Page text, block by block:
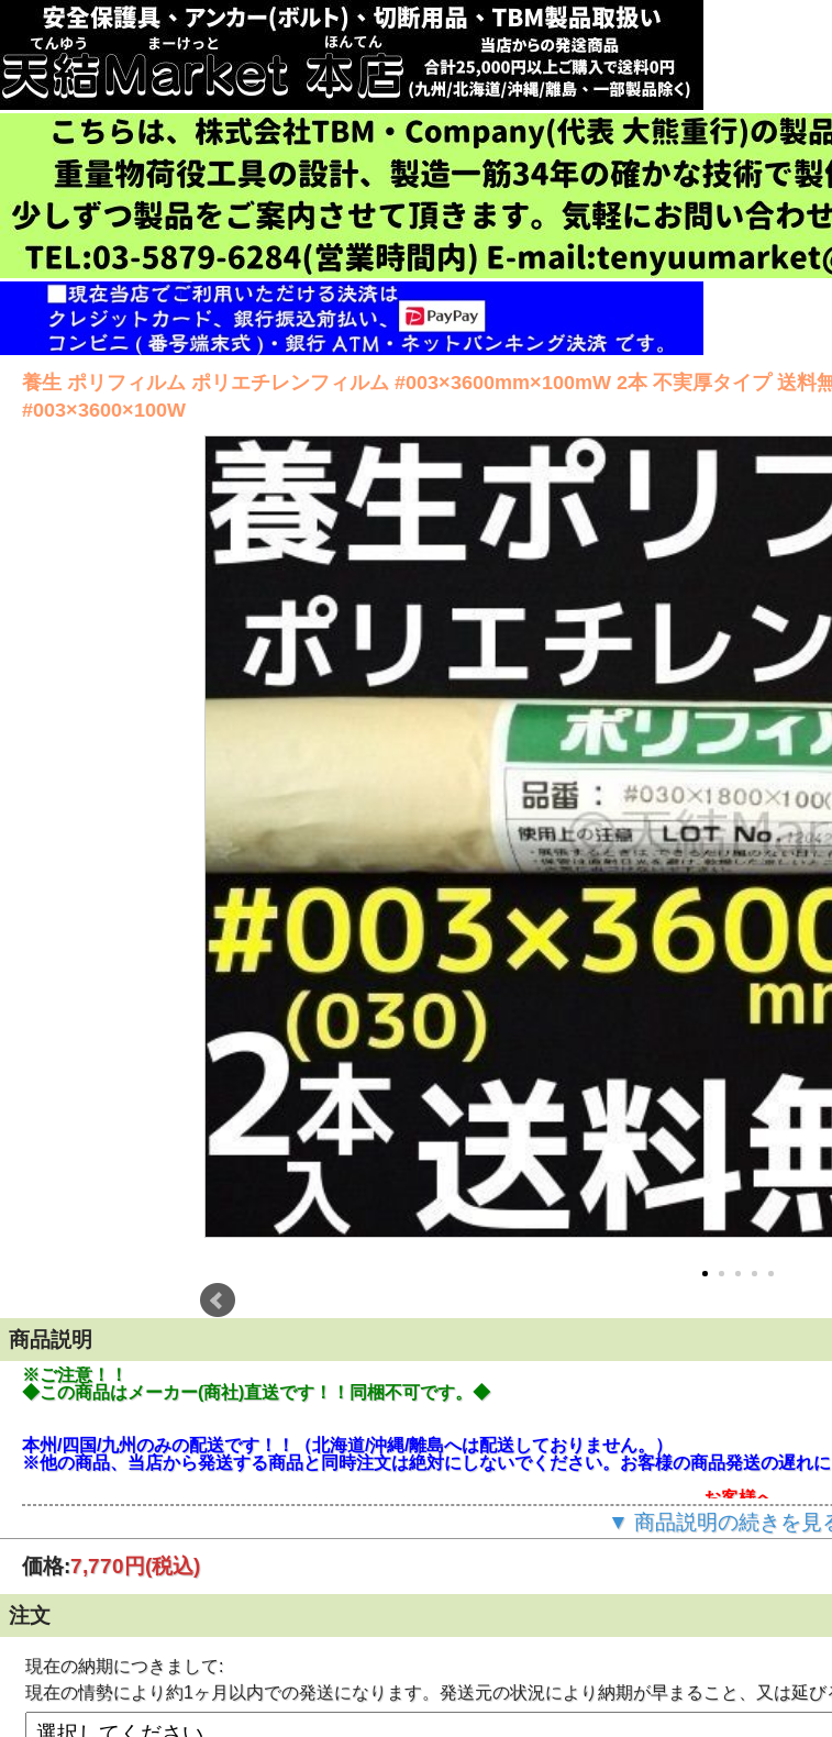
養生 ポリフィルム ポリエチレンフィルム #003×3600mm×100mW 2本 不実厚タイプ 送料
#003×3600×100W
商品説明
※ご注意！！
◆この商品はメーカー(商社)直送です！！同梱不可です。◆
本州/四国/九州のみの配送です！！（北海道/沖縄/離島へは配送しておりません。）
※他の商品、当店から発送する商品と同時注文は絶対にしないでください。お客様の商品発送の遅れ
お客様へ
この商品は発送までの目安として、2営業日～5営業日(土/日/祝日を除く)程度です。ご注文後はお客様
※この商品は取扱い商社より直送の為、納品書/明細書等は同封しておりません。
※#(シャープ)表示の商品は実厚ではありません(半分くらいの厚さになります)。
土間コンクリートの防湿や建築現場の養生に最適なポリエチレンフィルムです。建築外壁塗装用・内
■輸入ポリフィルム
■サイズ：#003×幅3600mm×100mW
■入数：2本
■特長
・工事現場の土間コンクリートの下張り防湿に効果的です。
・床やタイルの施工後の養生にどうぞ。
▼ 商品説明の続きを見
価格:7,770円(税込)
注文
現在の納期につきまして:
現在の情勢により約1ヶ月以内での発送になります。発送元の状況により納期が早まること、又は延